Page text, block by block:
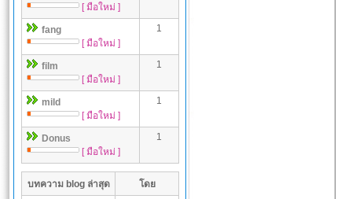
[ มือใหม่ ]
fang
[ มือใหม่ ]
1
film
[ มือใหม่ ]
1
mild
[ มือใหม่ ]
1
Donus
[ มือใหม่ ]
1
บทความ blog ล่าสุด โดย